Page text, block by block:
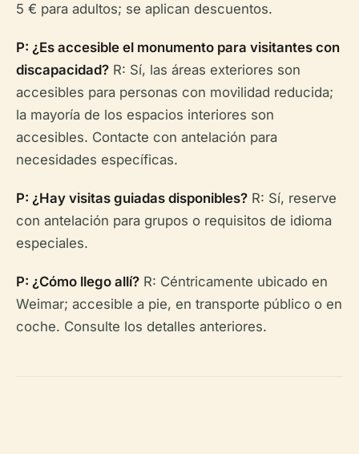
5 € para adultos; se aplican descuentos.
P: ¿Es accesible el monumento para visitantes con
discapacidad? R: Sí, las áreas exteriores son
accesibles para personas con movilidad reducida;
la mayoría de los espacios interiores son
accesibles. Contacte con antelación para
necesidades específicas.
P: ¿Hay visitas guiadas disponibles? R: Sí, reserve
con antelación para grupos o requisitos de idioma
especiales.
P: ¿Cómo llego allí? R: Céntricamente ubicado en
Weimar; accesible a pie, en transporte público o en
coche. Consulte los detalles anteriores.